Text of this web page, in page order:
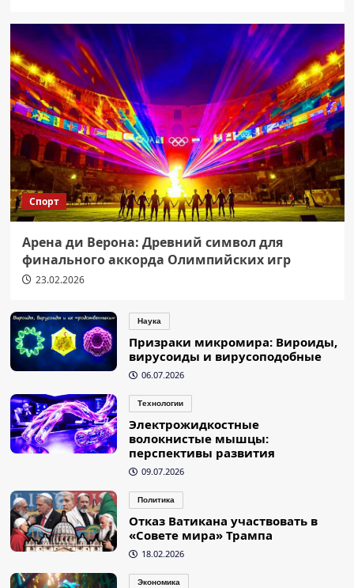
Спорт
Арена ди Верона: Древний символ для
финального аккорда Олимпийских игр
23.02.2026
Наука
Призраки микромира: Вироиды,
вирусоиды и вирусоподобные
06.07.2026
Технологии
Электрожидкостные
волокнистые мышцы:
перспективы развития
09.07.2026
Политика
Отказ Ватикана участвовать в
«Совете мира» Трампа
18.02.2026
Экономика